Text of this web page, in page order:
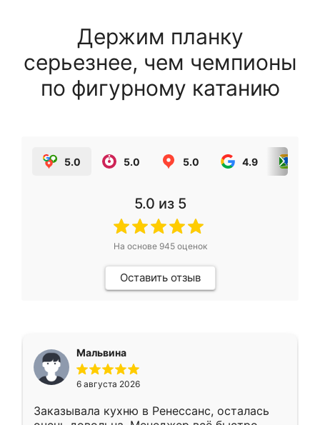
Держим планку
серьезнее, чем чемпионы
по фигурному катанию
5.0 5.0 5.0 4.9
5.0 из 5
На основе 945оценок
Оставить отзыв
Мальвина
6 августа 2026
Заказывала кухню в Ренессанс, осталась